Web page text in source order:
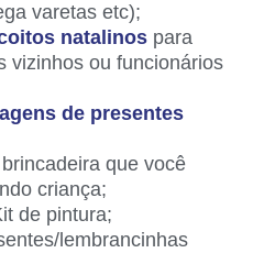
varetas etc);
natalinos para
vizinhos ou funcionários
de presentes
que você
criança;
de pintura;
lembrancinhas